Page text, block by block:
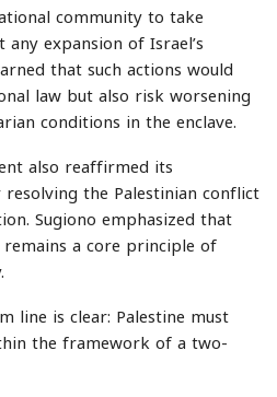
community to take
expansion of Israel’s
that such actions would
law but also risk worsening
conditions in the enclave.
also reaffirmed its
the Palestinian conflict
Sugiono emphasized that
remains a core principle of
line is clear: Palestine must
the framework of a two-